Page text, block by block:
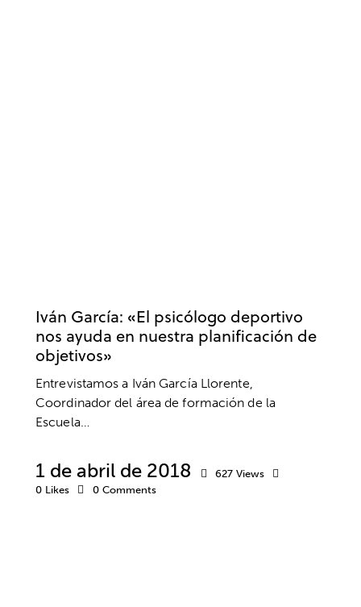
Iván García: «El psicólogo deportivo
nos ayuda en nuestra planificación de
objetivos»
Entrevistamos a Iván García Llorente,
Coordinador del área de formación de la
Escuela…
1 de abril de 2018 627 Views
0 Likes 0 Comments